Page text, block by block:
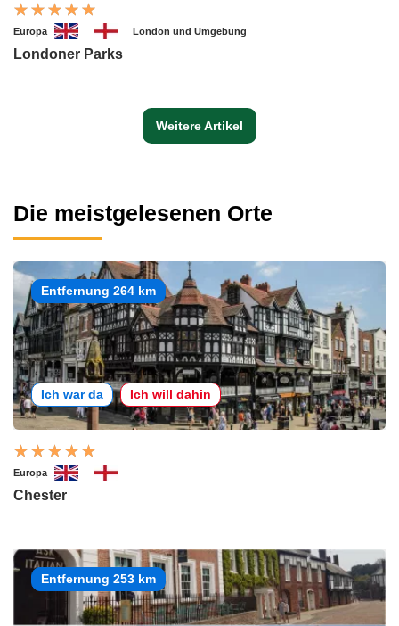
Europa London und Umgebung
Londoner Parks
Weitere Artikel
Die meistgelesenen Orte
Entfernung 264 km
Ich war da Ich will dahin
Europa
Chester
Entfernung 253 km